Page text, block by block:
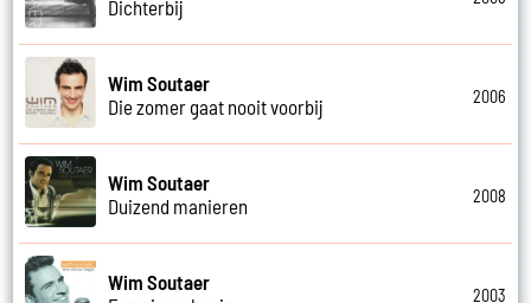
Dichterbij
Wim Soutaer
Die zomer gaat nooit voorbij
2006
Wim Soutaer
Duizend manieren
2008
Wim Soutaer
2003